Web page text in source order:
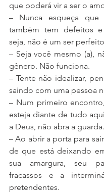
que poderá vir a ser o
– Nunca esqueça que
também tem defeitos
seja, não é um ser
– Seja você mesmo (a),
gênero. Não funciona.
– Tente não idealizar,
saindo com uma pessoa
– Num primeiro
esteja diante de tudo
a Deus, não abra a guarda.
– Ao abrir a porta para
de que está deixando
sua amargura, seu
fracassos e a
pretendentes.